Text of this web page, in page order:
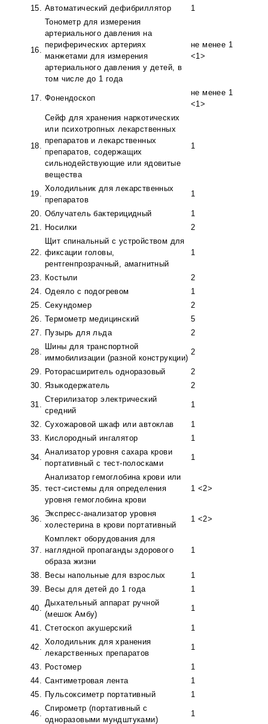
15. Автоматический дефибриллятор 1
16.
Тонометр для измерения
артериального давления на
периферических артериях
манжетами для измерения
артериального давления у детей, в
том числе до 1 года
не менее 1
<1>
17. Фонендоскоп
не менее 1
<1>
18.
Сейф для хранения наркотических
или психотропных лекарственных
препаратов и лекарственных
препаратов, содержащих
сильнодействующие или ядовитые
вещества
1
19.
Холодильник для лекарственных
препаратов
1
20. Облучатель бактерицидный
1
21. Носилки 2
22.
Щит спинальный с устройством для
фиксации головы,
рентгенпрозрачный, амагнитный
1
23. Костыли
2
24. Одеяло с подогревом
1
25. Секундомер
2
26. Термометр медицинский
5
27. Пузырь для льда 2
28.
Шины для транспортной
иммобилизации (разной конструкции)
2
29. Роторасширитель одноразовый
2
30. Языкодержатель 2
31.
Стерилизатор электрический
средний
1
32. Сухожаровой шкаф или автоклав
1
33. Кислородный ингалятор 1
34.
Анализатор уровня сахара крови
портативный с тест-полосками
1
35.
Анализатор гемоглобина крови или
тест-системы для определения
уровня гемоглобина крови
1 <2>
36.
Экспресс-анализатор уровня
холестерина в крови портативный
1 <2>
37.
Комплект оборудования для
наглядной пропаганды здорового
образа жизни
1
38. Весы напольные для взрослых
1
39. Весы для детей до 1 года 1
40.
Дыхательный аппарат ручной
(мешок Амбу)
1
41. Стетоскоп акушерский 1
42.
Холодильник для хранения
лекарственных препаратов
1
43. Ростомер
1
44. Сантиметровая лента
1
45. Пульсоксиметр портативный 1
46.
Спирометр (портативный с
одноразовыми мундштуками)
1